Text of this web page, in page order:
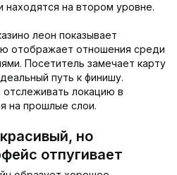
находятся на втором уровне.
леон показывает
отображает отношения среди
Посетитель замечает карту
путь к финишу.
локацию в
на прошлые слои.
но
отпугивает